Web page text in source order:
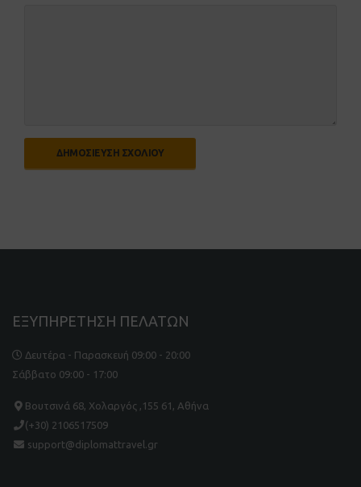
ΕΞΥΠΗΡΕΤΗΣΗ ΠΕΛΑΤΩΝ
Δευτέρα - Παρασκευή 09:00 - 20:00
Σάββατο 09:00 - 17:00
Βουτσινά 68, Χολαργός ,155 61, Αθήνα
(+30) 2106517509
support@diplomattravel.gr